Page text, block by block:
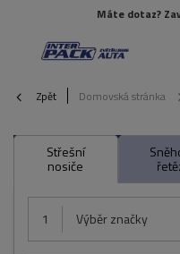
Máte dotaz?
Zpět Domovská stránka
Střešní
nosiče
1 Výběr značky